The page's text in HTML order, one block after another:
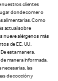
nuestros clientes
donde comer o
alimentarias. Como
actual sobre
nueve alérgenos más
de EE. UU.
esta manera,
manera informada.
las
de cocción y